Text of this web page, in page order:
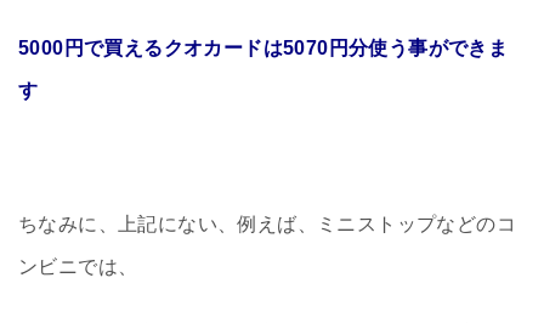
5000円で買えるクオカードは5070円分使う事ができま
す
ちなみに、上記にない、例えば、ミニストップなどのコ
ンビニでは、